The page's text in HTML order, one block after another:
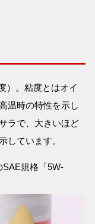
）。粘度とはオイ
温時の特性を示し
ラで、大きいほど
しています。
規格「5W-